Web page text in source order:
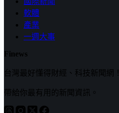
軟體
產業
一週大事
Finews
台灣最好懂得財經、科技新聞網！
帶給你最有用的新聞資訊。